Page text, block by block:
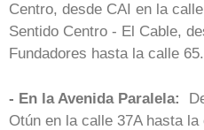
Centro, desde CAI en la
Sentido Centro - El Cable,
Fundadores hasta la calle 65.
- En la Avenida Paralela:
Otún en la calle 37A hasta